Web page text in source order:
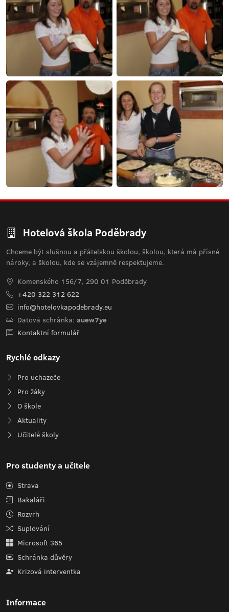
Hotelová škola Poděbrady
Chceme být slušnou a přátelskou školou, školou, která má přísné
nároky, a školou, kde se vzájemně respektujeme.
Komenského 156/7, 290 01 Poděbrady
+420 322 312 622
info@hotelovkapodebrady.eu
Datová schránka: auew7ye
Kontaktní formulář
Rychlé odkazy
Pro uchazeče
Pro žáky
O škole
Aktuality
Učitelé školy
Pro studenty a učitele
Strava
Bakaláři
Rozvrh
Suplování
Microsoft 365
Schránka důvěry
Krizová interventka
Informace